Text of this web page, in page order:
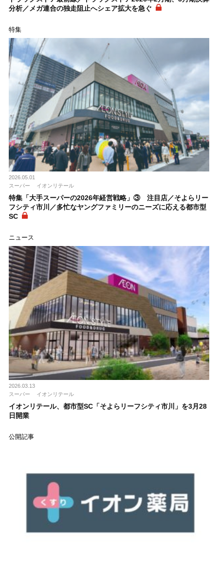
分析／メガ連合の独走阻止へシェア拡大を急ぐ
特集
2026.05.01
スーパー
イオンリテール
特集「大手スーパーの2026年経営戦略」③ 注目店／そよらリー
フシティ市川／多忙なヤングファミリーのニーズに応える都市型
SC
ニュース
2026.03.13
スーパー
イオンリテール
イオンリテール、都市型SC「そよらリーフシティ市川」を3月28
日開業
公開記事